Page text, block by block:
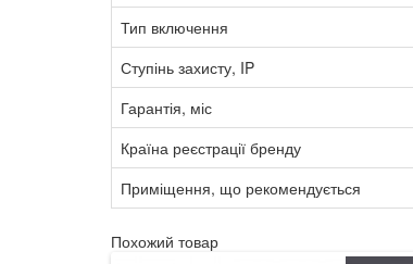
Тип включення
Ступінь захисту, IP
Гарантія, міс
Країна реєстрації бренду
Приміщення, що рекомендується
Похожий товар